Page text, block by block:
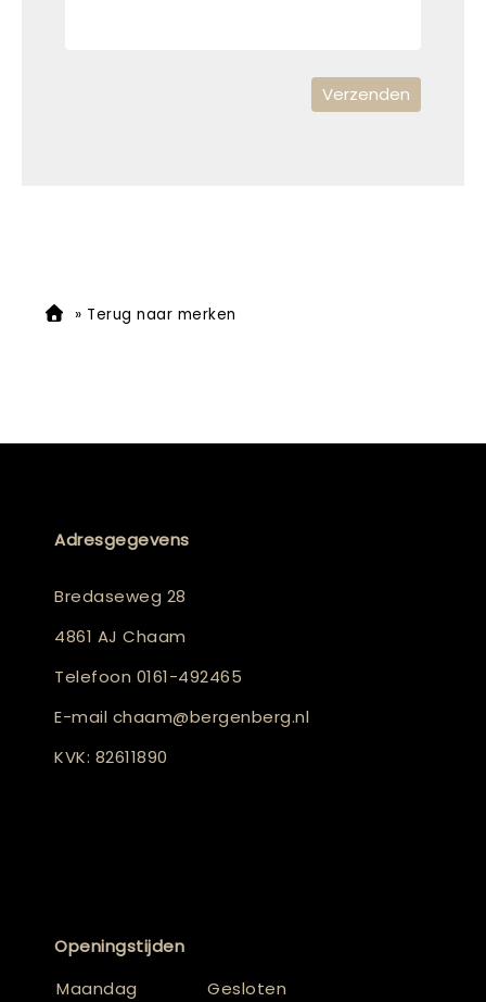
» Terug naar merken
Adresgegevens
Bredaseweg 28
4861 AJ Chaam
Telefoon 0161-492465
E-mail chaam@bergenberg.nl
KVK: 82611890
Openingstijden
Maandag
Gesloten